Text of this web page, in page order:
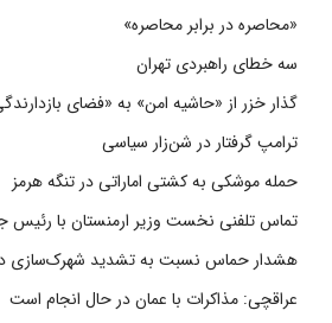
«محاصره در برابر محاصره»
سه خطای راهبردی تهران
گذار خزر از «حاشیه امن» به «فضای
ترامپ گرفتار در شن‌زار سیاسی
حمله موشکی به کشتی اماراتی در تنگه هرمز
تماس تلفنی نخست وزیر ارمنستان با رئیس
هشدار حماس نسبت به تشدید شهرک‌سازی
عراقچی: مذاکرات با عمان در حال انجام است